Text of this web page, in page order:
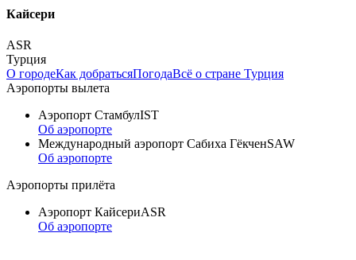
Кайсери
ASR
Турция
О городеКак добратьсяПогодаВсё о стране Турция
Аэропорты вылета
Аэропорт СтамбулIST
Об аэропорте
Международный аэропорт Сабиха ГёкченSAW
Об аэропорте
Аэропорты прилёта
Аэропорт КайсериASR
Об аэропорте